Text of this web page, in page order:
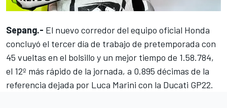
Sepang.- El nuevo corredor del equipo oficial Honda
concluyó el tercer día de trabajo de pretemporada con
45 vueltas en el bolsillo y un mejor tiempo de 1.58.784,
el 12º más rápido de la jornada, a 0.895 décimas de la
referencia dejada por Luca Marini con la Ducati GP22.